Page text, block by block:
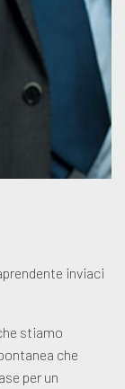
inviaci
stiamo
che
per un